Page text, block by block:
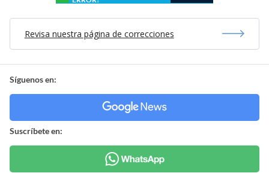
Revisa nuestra página de correcciones
Síguenos en:
Suscríbete en: